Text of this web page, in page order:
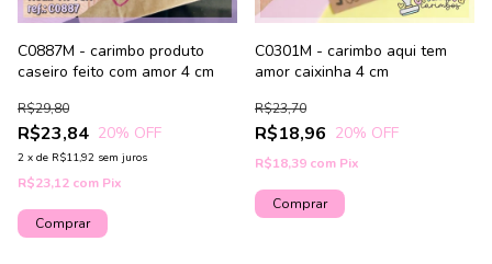
C0887M - carimbo produto
caseiro feito com amor 4 cm
R$23,84
R$29,80
20% OFF
2 x de R$11,92 sem juros
R$23,12 com Pix
C0301M - carimbo aqui tem
amor caixinha 4 cm
R$18,96
R$23,70
20% OFF
R$18,39 com Pix